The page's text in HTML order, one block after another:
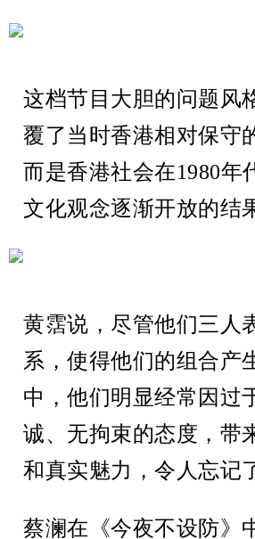
这档节目大胆的问题风
覆了当时香港相对保守
而是香港社会在1980年
文化观念逐渐开放的结
黄霑说，尽管他们三人
系，使得他们的组合产
中，他们明显经常因过
诚、无拘束的态度，带
和真实魅力，令人忘记
蔡澜在《今夜不设防》